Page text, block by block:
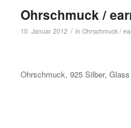
Ohrschmuck /
10. Januar 2012 / in Ohrschmuck /
Ohrschmuck, 925 Silber,